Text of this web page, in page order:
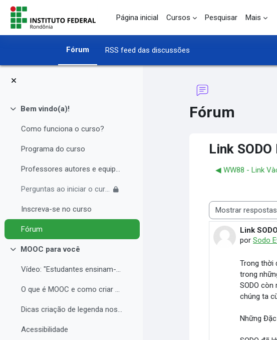
Ir para o conteúdo principal
Página inicial
Cursos Pesquisar Mais
Fórum RSS feed das discussões
Contrair
Bem vindo(a)!
Como funciona o curso?
Programa do curso
Professores autores e equipe multidisciplinar
Perguntas ao iniciar o curso
Inscreva-se no curso
Fórum
Contrair
MOOC para você
Vídeo: "Estudantes ensinam-se uns aos outros const...
O que é MOOC e como criar seu curso com qualidade
Dicas criação de legenda nos vídeos
Acessibilidade
Fórum
Link
◀︎ WW88 - Link
Modo de
Link
porSodo
Número
Trong thời
trong
SODO
chúng ta
Những